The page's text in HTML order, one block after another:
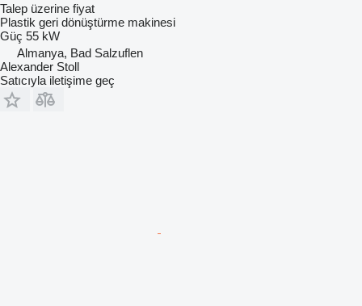
Talep üzerine fiyat
Plastik geri dönüştürme makinesi
Güç 55 kW
Almanya, Bad Salzuflen
Alexander Stoll
Satıcıyla iletişime geç